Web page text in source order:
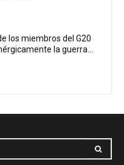
los miembros del G20
la guerra...